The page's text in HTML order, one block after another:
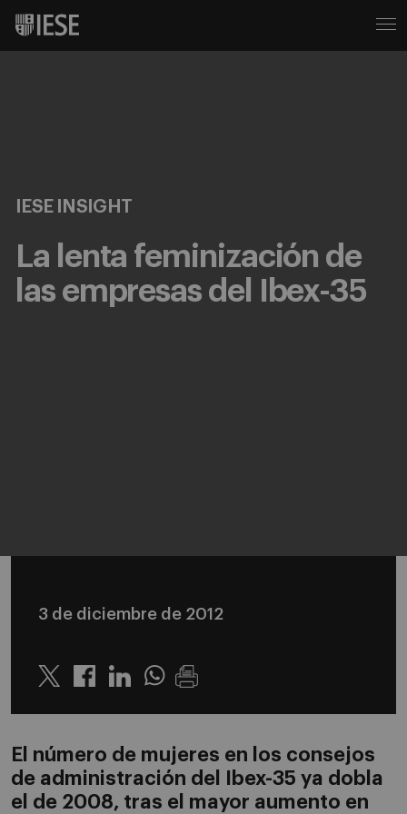
IESE INSIGHT
La lenta feminización de
las empresas del Ibex-35
3 de diciembre de 2012
Twitter LinkedinWhatsapp
El número de mujeres en los consejos
de administración del Ibex-35 ya dobla
el de 2008, tras el mayor aumento en